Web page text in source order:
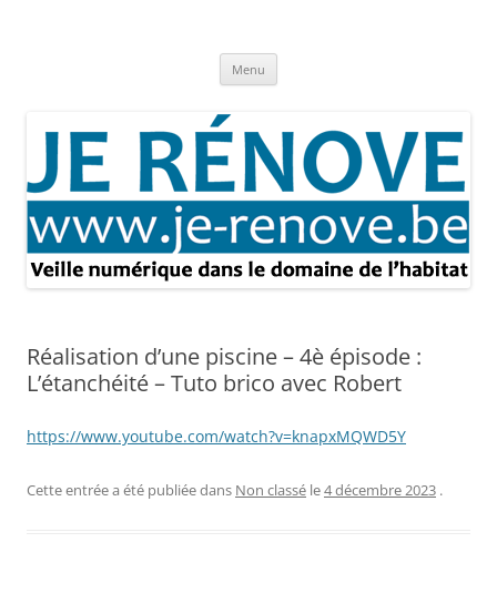
Menu
Réalisation d’une piscine – 4è épisode :
L’étanchéité – Tuto brico avec Robert
https://www.youtube.com/watch?v=knapxMQWD5Y
Cette entrée a été publiée dans Non classé le4 décembre 2023 .